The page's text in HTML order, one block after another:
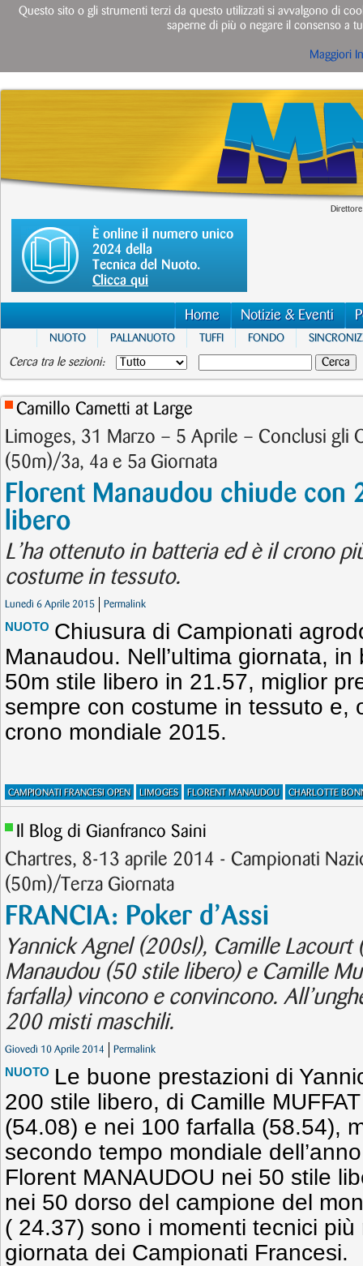
È online il numero unico
2024 della
Tecnica del Nuoto.
Clicca qui
Home Notizie & Eventi
NUOTO PALLANUOTO TUFFI FONDO
Cerca tra le sezioni:
Camillo Cametti at Large
Limoges, 31 Marzo – 5 Aprile – Conclusi gli
(50m)/3a, 4a e 5a Giornata
Florent Manaudou chiude con
libero
L’ha ottenuto in batteria ed è il crono
costume in tessuto.
Lunedì 6 Aprile 2015 Permalink
NUOTO Chiusura di Campionati
Manaudou. Nell’ultima giornata,
50m stile libero in 21.57, miglior
sempre con costume in tessuto e,
crono mondiale 2015.
CAMPIONATI FRANCESI OPEN LIMOGES FLORENT MANAUDOU CHARLOTTE
Il Blog di Gianfranco Saini
Chartres, 8-13 aprile 2014 - Campionati
(50m)/Terza Giornata
FRANCIA: Poker d’Assi
Yannick Agnel (200sl), Camille Lacourt
Manaudou (50 stile libero) e Camille
farfalla) vincono e convincono.
200 misti maschili.
Giovedì 10 Aprile 2014 Permalink
NUOTO Le buone prestazioni di
200 stile libero, di Camille
(54.08) e nei 100 farfalla (58.54),
secondo tempo mondiale
Florent MANAUDOU nei 50 stile
nei 50 dorso del campione del
( 24.37) sono i momenti tecnici
giornata dei Campionati Francesi.
Questo sito o gli strumenti terzi da questo utilizzati si avvalgono di
saperne di più o negare il consenso a
Maggiori